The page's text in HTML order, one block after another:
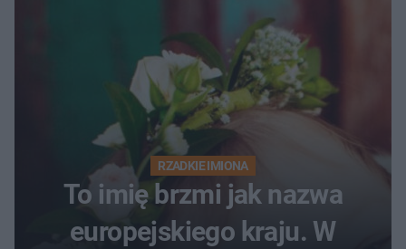
RZADKIE IMIONA
To imię brzmi jak nazwa
europejskiego kraju. W